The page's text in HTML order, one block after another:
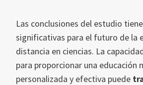
Las conclusiones del estudio
significativas para el futuro de la
distancia en ciencias. La
para proporcionar una educación
personalizada y efectiva puede